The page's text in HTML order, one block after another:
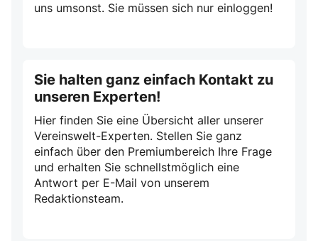
uns umsonst. Sie müssen sich nur einloggen!
Sie halten ganz einfach Kontakt zu
unseren Experten!
Hier finden Sie eine Übersicht aller unserer
Vereinswelt-Experten. Stellen Sie ganz
einfach über den Premiumbereich Ihre Frage
und erhalten Sie schnellstmöglich eine
Antwort per E-Mail von unserem
Redaktionsteam.